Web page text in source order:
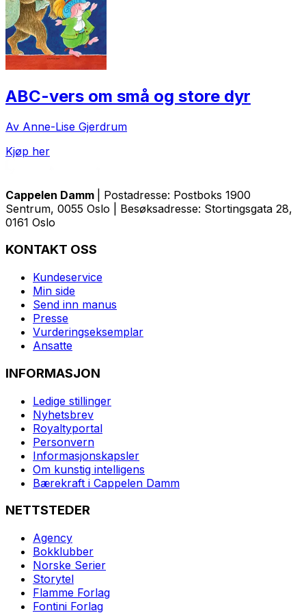
ABC-vers om små og store dyr
Av Anne-Lise Gjerdrum
Kjøp her
Cappelen Damm
| Postadresse: Postboks 1900
Sentrum, 0055 Oslo | Besøksadresse: Stortingsgata 28,
0161 Oslo
KONTAKT OSS
Kundeservice
Min side
Send inn manus
Presse
Vurderingseksemplar
Ansatte
INFORMASJON
Ledige stillinger
Nyhetsbrev
Royaltyportal
Personvern
Informasjonskapsler
Om kunstig intelligens
Bærekraft i Cappelen Damm
NETTSTEDER
Agency
Bokklubber
Norske Serier
Storytel
Flamme Forlag
Fontini Forlag